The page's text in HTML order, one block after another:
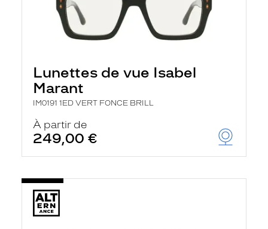
Lunettes de vue Isabel
Marant
IM0191 1ED VERT FONCE BRILL
À partir de
249,00 €